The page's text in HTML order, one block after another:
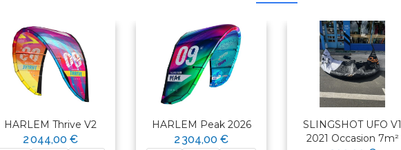
HARLEM Thrive V2
2 044,00 €
HARLEM Peak 2026
2 304,00 €
SLINGSHOT UFO V1
2021 Occasion 7m²